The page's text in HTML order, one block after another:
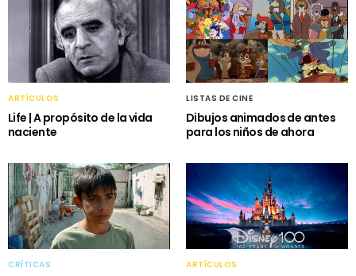
ARTÍCULOS
Life | A propósito de la vida
naciente
LISTAS DE CINE
Dibujos animados de antes
para los niños de ahora
CRÍTICAS ARTÍCULOS